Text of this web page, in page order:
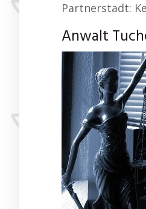
Partnerstadt:
Anwalt